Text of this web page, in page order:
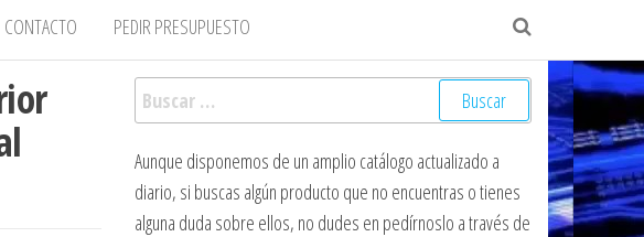
CONTACTO PEDIR PRESUPUESTO
Buscar:
Aunque disponemos de un amplio catálogo actualizado a
diario, si buscas algún producto que no encuentras o tienes
alguna duda sobre ellos, no dudes en pedírnoslo a través de